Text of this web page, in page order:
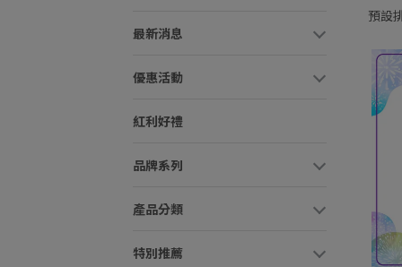
最新消息
優惠活動
紅利好禮
品牌系列
產品分類
特別推薦
預設